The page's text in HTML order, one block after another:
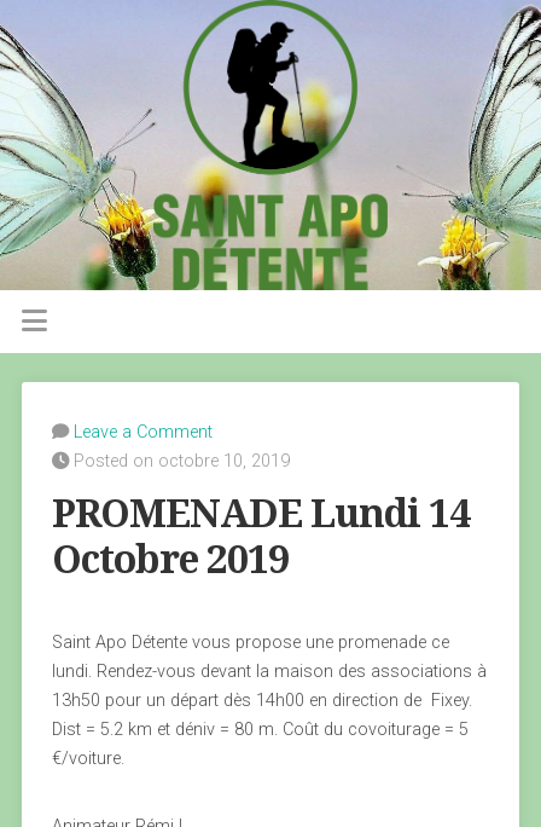
Leave a Comment
Posted on octobre 10, 2019
PROMENADE Lundi 14
Octobre 2019
Saint Apo Détente vous propose une promenade ce
lundi. Rendez-vous devant la maison des associations à
13h50 pour un départ dès 14h00 en direction de Fixey.
Dist = 5.2 km et déniv = 80 m. Coût du covoiturage = 5
€/voiture.